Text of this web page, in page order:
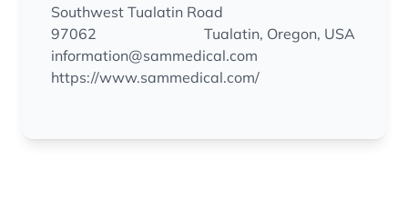
Southwest Tualatin Road
97062
Tualatin, Oregon, USA
information@sammedical.com
https://www.sammedical.com/